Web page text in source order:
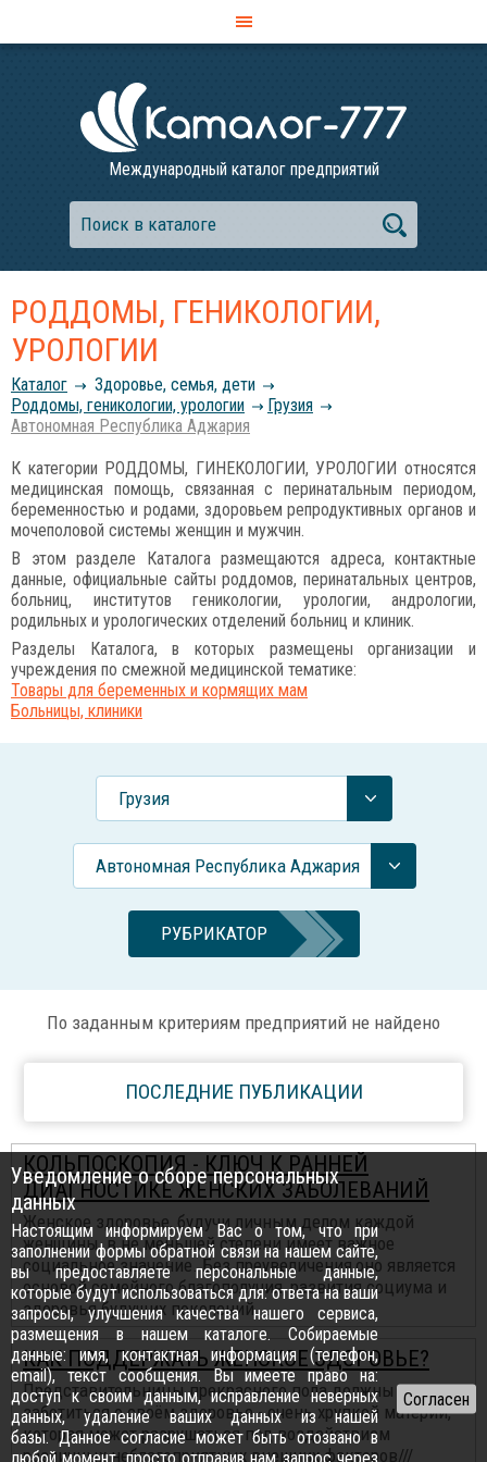
Международный каталог предприятий
РОДДОМЫ, ГЕНИКОЛОГИИ,
УРОЛОГИИ
Каталог
Здоровье, семья, дети
Роддомы, геникологии, урологии
Грузия
Автономная Республика Аджария
К категории РОДДОМЫ, ГИНЕКОЛОГИИ, УРОЛОГИИ относятся
медицинская помощь, связанная с перинатальным периодом,
беременностью и родами, здоровьем репродуктивных органов и
мочеполовой системы женщин и мужчин.
В этом разделе Каталога размещаются адреса, контактные
данные, официальные сайты роддомов, перинатальных центров,
больниц, институтов геникологии, урологии, андрологии,
родильных и урологических отделений больниц и клиник.
Разделы Каталога, в которых размещены организации и
учреждения по смежной медицинской тематике:
Товары для беременных и кормящих мам
Больницы, клиники
Грузия
Автономная Республика Аджария
РУБРИКАТОР
По заданным критериям предприятий не найдено
ПОСЛЕДНИЕ ПУБЛИКАЦИИ
КОЛЬПОСКОПИЯ - КЛЮЧ К РАННЕЙ
ДИАГНОСТИКЕ ЖЕНСКИХ ЗАБОЛЕВАНИЙ
Женское здоровье, будучи личным делом каждой
женщины, в не меньшей степени имеет важное
социальное значение. Без преувеличения,оно является
основой семейного благополучия, развития социума и
здоровья будущих поколений...
КАК ПОДДЕРЖАТЬ ЖЕНСКОЕ ЗДОРОВЬЕ?
Представительницы прекрасного пола должны
заботиться о своём здоровье - очень хрупкой материи,
которая может разрушаться под воздействием
различных неблагоприятных внешних факторов///
Уведомление о сборе персональных
данных
Настоящим информируем Вас о том, что при
заполнении формы обратной связи на нашем сайте,
вы предоставляете персональные данные,
которые будут использоваться для: ответа на ваши
запросы, улучшения качества нашего сервиса,
размещения в нашем каталоге. Собираемые
данные: имя, контактная информация (телефон,
email), текст сообщения. Вы имеете право на:
доступ к своим данным, исправление неверных
данных, удаление ваших данных из нашей
базы. Данное согласие может быть отозвано в